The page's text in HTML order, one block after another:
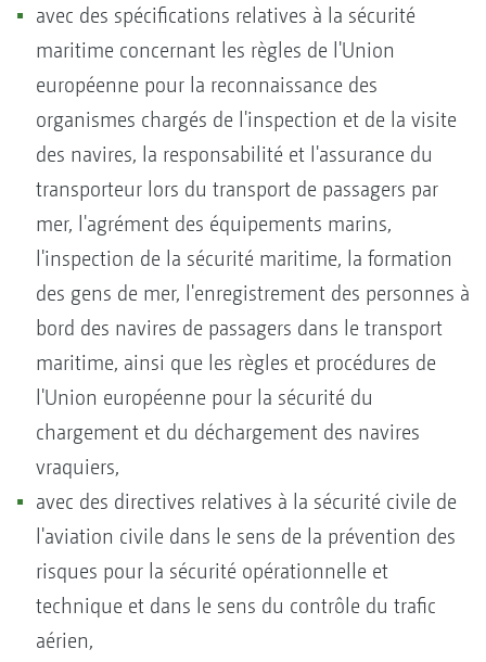
avec des spécifications relatives à la sécurité
maritime concernant les règles de l'Union
européenne pour la reconnaissance des
organismes chargés de l'inspection et de la visite
des navires, la responsabilité et l'assurance du
transporteur lors du transport de passagers par
mer, l'agrément des équipements marins,
l'inspection de la sécurité maritime, la formation
des gens de mer, l'enregistrement des personnes à
bord des navires de passagers dans le transport
maritime, ainsi que les règles et procédures de
l'Union européenne pour la sécurité du
chargement et du déchargement des navires
vraquiers,
avec des directives relatives à la sécurité civile de
l'aviation civile dans le sens de la prévention des
risques pour la sécurité opérationnelle et
technique et dans le sens du contrôle du trafic
aérien,